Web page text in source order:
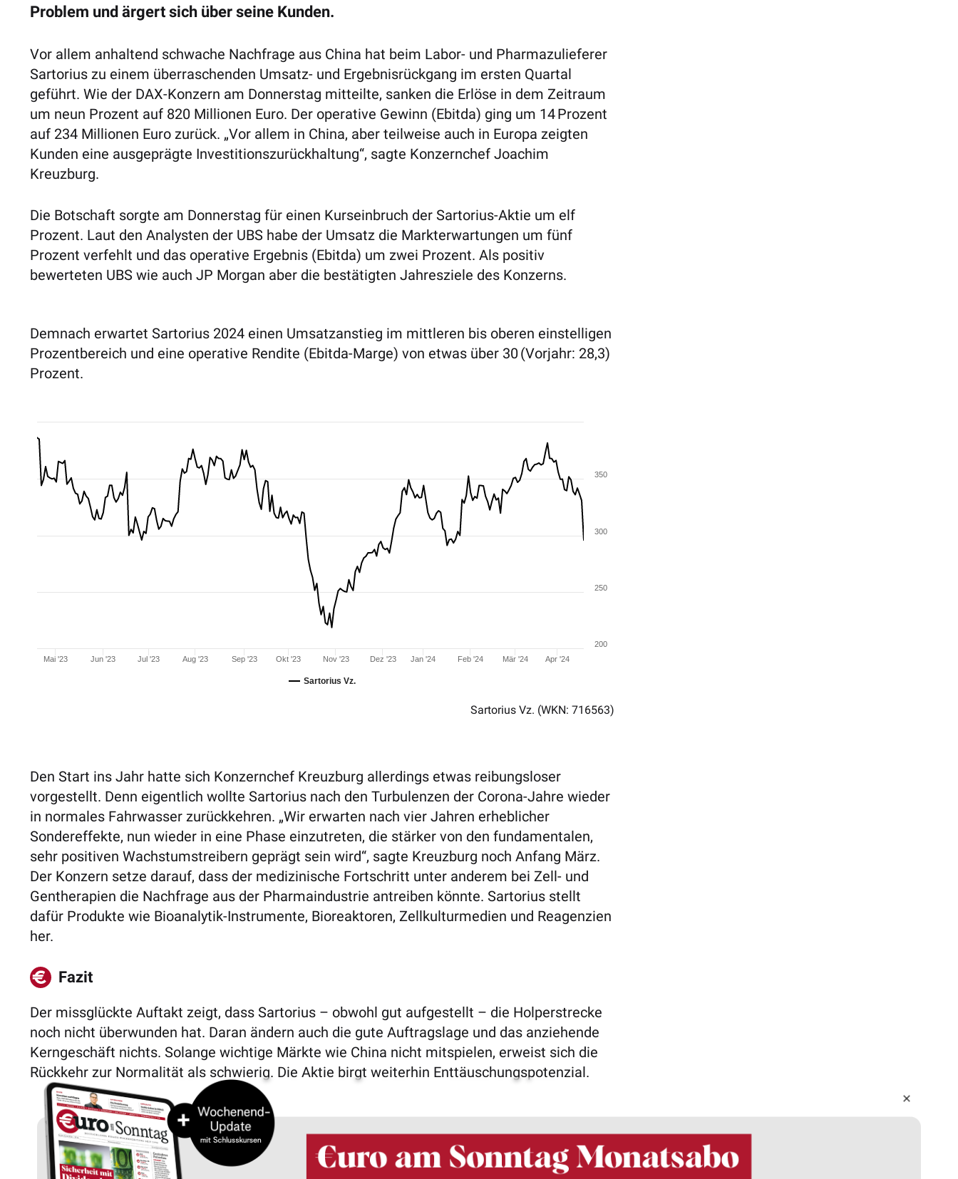
Problem und ärgert sich über seine Kunden.
Vor allem anhaltend schwache Nachfrage aus China hat beim Labor- und Pharmazulieferer
Sartorius zu einem überraschenden Umsatz- und Ergebnisrückgang im ersten Quartal
geführt. Wie der DAX-Konzern am Donnerstag mitteilte, sanken die Erlöse in dem Zeitraum
um neun Prozent auf 820 Millionen Euro. Der ope­rative Gewinn (Ebitda) ging um 14 Prozent
auf 234 Millionen Euro zurück. „Vor allem in China, aber teilweise auch in Europa zeigten
Kunden eine ausgeprägte Investitionszurückhaltung“, sagte Konzernchef Joachim
Kreuzburg.
Die Botschaft sorgte am Donnerstag für einen Kurseinbruch der Sartorius-Aktie um elf
Prozent. Laut den Analysten der UBS habe der Umsatz die Markterwartungen um fünf
Prozent verfehlt und das operative Ergebnis (Ebitda) um zwei Prozent. Als positiv
bewerteten UBS wie auch JP Morgan aber die bestätigten Jahresziele des Konzerns.
Demnach erwartet Sartorius 2024 einen Umsatzanstieg im mittleren bis oberen einstelligen
Prozent­bereich und eine operative Rendite (Ebitda-Marge) von etwas über 30 (Vorjahr: 28,3)
Prozent.
Sartorius Vz.
Mai '23 Jun '23 Jul '23 Aug '23 Sep '23 Okt '23 Nov '23 Dez '23 Jan '24 Feb '24 Mär '24 Apr '24
200
250
300
350
Sartorius Vz. (WKN: 716563)
Den Start ins Jahr hatte sich Konzernchef Kreuzburg allerdings etwas reibungsloser
vorgestellt. Denn eigentlich wollte Sartorius nach den Turbulenzen der Corona-Jahre wieder
in normales Fahrwasser zurückkehren. „Wir erwarten nach vier Jahren erheblicher
Sondereffekte, nun wieder in eine Phase einzutreten, die stärker von den fundamentalen,
sehr positiven Wachstums­treibern geprägt sein wird“, sagte Kreuzburg noch Anfang März.
Der Konzern setze darauf, dass der medizinische Fortschritt unter anderem bei Zell- und
Gentherapien die Nachfrage aus der Pharmaindustrie antreiben könnte. Sartorius stellt
dafür Produkte wie Bioanalytik-Instrumente, Bioreaktoren, Zellkulturmedien und Reagenzien
her.
Fazit
Der missglückte Auftakt zeigt, dass Sartorius – obwohl gut aufgestellt – die Holperstrecke
noch nicht überwunden hat. Daran ändern auch die gute Auftragslage und das anziehende
Kerngeschäft nichts. Solange wichtige Märkte wie China nicht mitspielen, erweist sich die
Rückkehr zur Normalität als schwierig. Die Aktie birgt weiterhin Enttäuschungspotenzial.